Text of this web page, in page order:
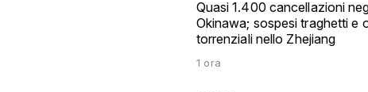
Quasi 1.400 cancellazioni
Okinawa; sospesi traghetti e
torrenziali nello Zhejiang
1 ora